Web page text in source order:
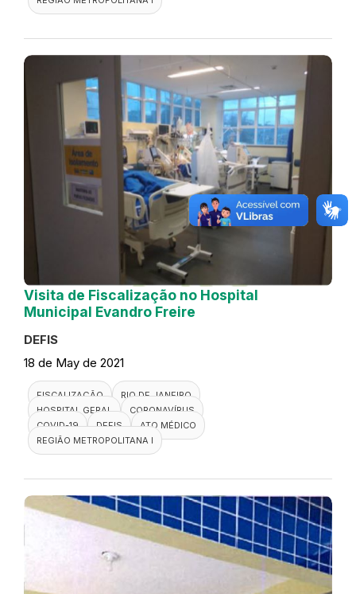
Visita de Fiscalização no Hospital
Municipal Evandro Freire
DEFIS
18 de May de 2021
FISCALIZAÇÃO
RIO DE JANEIRO
HOSPITAL GERAL
CORONAVÍRUS
COVID-19
DEFIS
ATO MÉDICO
REGIÃO METROPOLITANA I